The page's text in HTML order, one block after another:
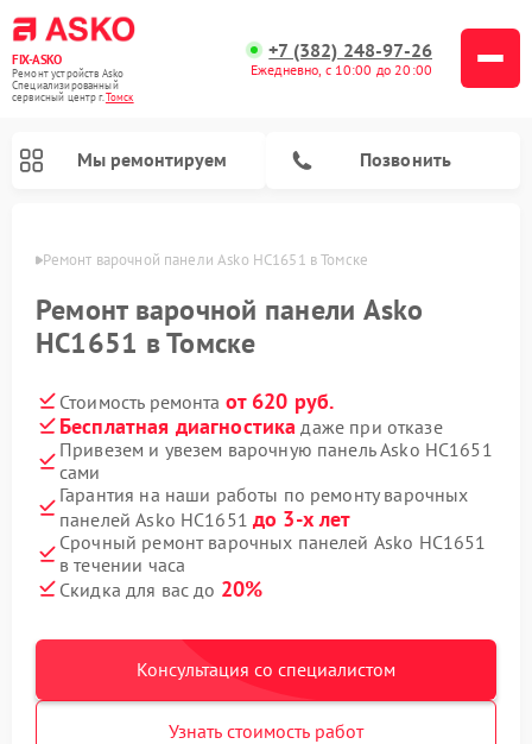
FIX-ASKO
Ремонт устройств Asko
Специализированный
cервисный центр г.Томск
+7 (382) 248-97-26
Ежедневно, с 10:00 до 20:00
Мы ремонтируем Позвонить
Ремонт варочной панели Asko HC1651 в Томске
Ремонт варочной панели Asko
HC1651 в Томске
Стоимость ремонта от 620 руб.
Бесплатная диагностика даже при отказе
Привезем и увезем варочную панель Asko HC1651
сами
Гарантия на наши работы по ремонту варочных
панелей Asko HC1651 до 3-х лет
Срочный ремонт варочных панелей Asko HC1651
в течении часа
Скидка для вас до 20%
Консультация со специалистом
Узнать стоимость работ